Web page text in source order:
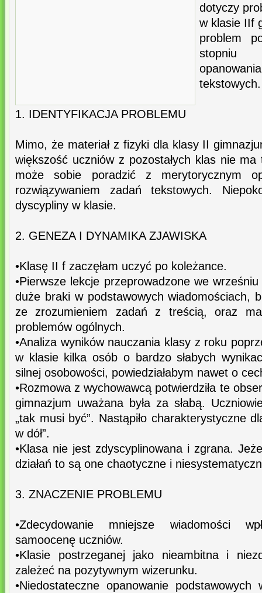
dotyczy
w klasie IIf
problem
stopniu
tekstowych.
1. IDENTYFIKACJA PROBLEMU
Mimo, że materiał z fizyki dla klasy II
większość uczniów z pozostałych klas nie
może sobie poradzić z merytorycznym
rozwiązywaniem zadań tekstowych.
dyscypliny w klasie.
2. GENEZA I DYNAMIKA ZJAWISKA
•Klasę II f zaczęłam uczyć po koleżance.
•Pierwsze lekcje przeprowadzone we
duże braki w podstawowych wiadomościach,
ze zrozumieniem zadań z treścią, oraz
problemów ogólnych.
•Analiza wyników nauczania klasy z roku
w klasie kilka osób o bardzo słabych
silnej osobowości, powiedziałabym nawet o
•Rozmowa z wychowawcą potwierdziła te
gimnazjum uważana była za słabą.
„tak musi być”. Nastąpiło charakterystyczne
w dół”.
•Klasa nie jest zdyscyplinowana i zgrana.
działań to są one chaotyczne i
3. ZNACZENIE PROBLEMU
•Zdecydowanie mniejsze wiadomości
samoocenę uczniów.
•Klasie postrzeganej jako nieambitna i
zależeć na pozytywnym wizerunku.
•Niedostateczne opanowanie podstawowych